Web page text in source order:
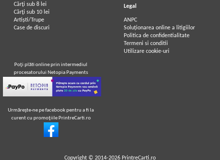
Cărţi sub 8 lei
Cărţi sub 10 lei
Artiști/Trupe
Case de discuri
Legal
ANPC
Soluționarea online a litigiilor
Politica de confidentialitate
Termeni si conditii
Utilizare cookie-uri
Poţi plăti online prin intermediul
procesatorului Netopia Payments
Urmăreşte-ne pe facebook pentru a fi la
curent cu promoţiile PrintreCarti.ro
Copyright © 2014-2026 PrintreCarti.ro